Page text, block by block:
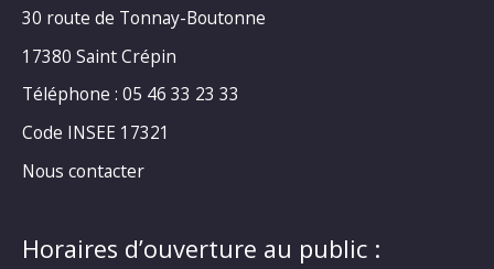
30 route de Tonnay-Boutonne
17380 Saint Crépin
Téléphone : 05 46 33 23 33
Code INSEE 17321
Nous contacter
Horaires d’ouverture au public :